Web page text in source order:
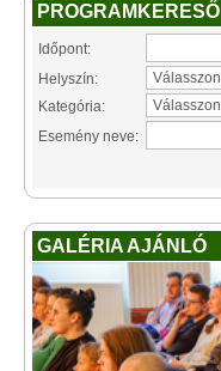
PROGRAMKERESŐ
Időpont:
Helyszín:
Kategória:
Esemény neve:
GALÉRIA AJÁNLÓ